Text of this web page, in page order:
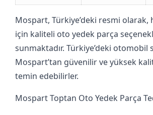
Mospart, Türkiye’deki resmi
için kaliteli oto yedek parça
sunmaktadır. Türkiye’deki otomobil
Mospart’tan güvenilir ve yüksek
temin edebilirler.
Mospart Toptan Oto Yedek Parça